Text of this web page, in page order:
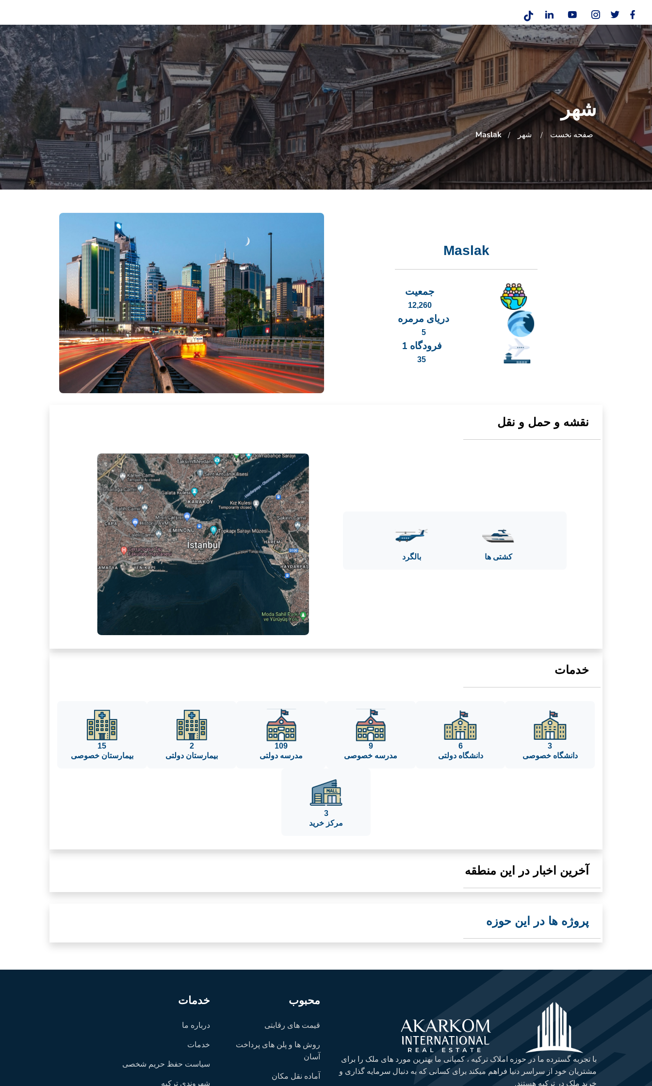
شهر
صفحه نخست شهر Maslak
Maslak
جمعیت
12,260
دریای مرمره
5
فرودگاه 1
35
نقشه و حمل و نقل
کشتی ها بالگرد
خدمات
3
دانشگاه خصوصی
6
دانشگاه دولتی
9
مدرسه خصوصی
109
مدرسه دولتی
2
بیمارستان دولتی
15
بیمارستان خصوصی
3
مرکز خرید
آخرین اخبار در این منطقه
پروژه ها در این حوزه
با تجربه گسترده ما در حوزه املاک ترکیه ، کمپانی ما بهترین مورد های ملک را برای
مشتریان خود از سراسر دنیا فراهم میکند برای کسانی که به دنبال سرمایه گذاری و
خرید ملک در ترکیه هستند.
محبوب
قیمت های رقابتی
روش ها و پلن های پرداخت
آسان
آماده نقل مکان
خدمات
درباره ما
خدمات
سیاست حفظ حریم شخصی
شهروندی ترکیه